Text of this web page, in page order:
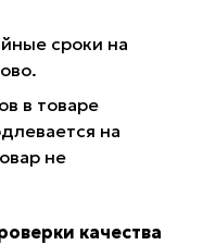
сроки на
в товаре
на
не
качества